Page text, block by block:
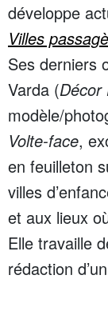
développe
Villes
Ses derniers
Varda (Décor
modèle/
Volte-face,
en feuilleton
villes
et aux lieux
Elle travaille
rédaction